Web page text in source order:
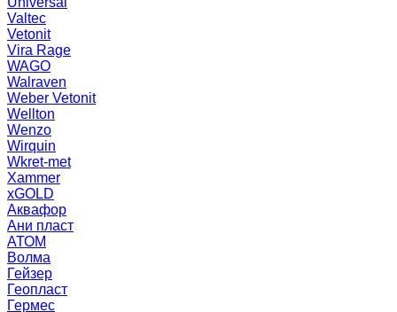
Valtec
Vetonit
Vira Rage
WAGO
Walraven
Weber Vetonit
Wellton
Wenzo
Wirquin
Wkret-met
Xammer
xGOLD
Аквафор
Ани пласт
АТОМ
Волма
Гейзер
Геопласт
Гермес